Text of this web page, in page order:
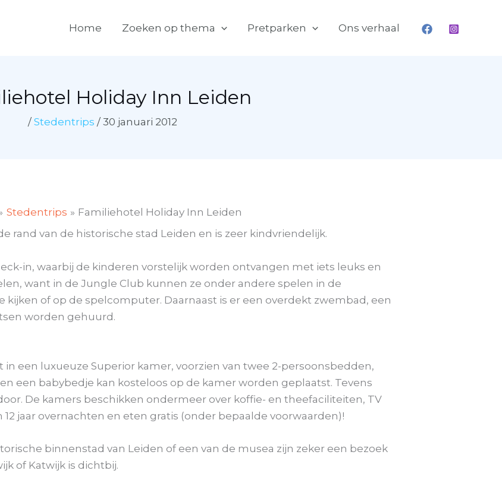
Home Zoeken op thema Pretparken Ons verhaal
Holiday Inn Leiden
/ Stedentrips / 30 januari 2012
Stedentrips
Familiehotel Holiday Inn Leiden
rand van de historische stad Leiden en is zeer kindvriendelijk.
in, waarbij de kinderen vorstelijk worden ontvangen met iets leuks en
want in de Jungle Club kunnen ze onder andere spelen in de
of op de spelcomputer. Daarnaast is er een overdekt zwembad, een
worden gehuurd.
een luxueuze Superior kamer, voorzien van twee 2-persoonsbedden,
een babybedje kan kosteloos op de kamer worden geplaatst. Tevens
De kamers beschikken ondermeer over koffie- en theefaciliteiten, TV
jaar overnachten en eten gratis (onder bepaalde voorwaarden)!
binnenstad van Leiden of een van de musea zijn zeker een bezoek
of Katwijk is dichtbij.